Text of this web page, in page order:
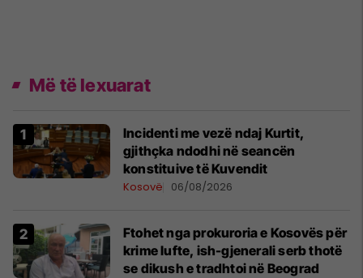
Më të lexuarat
Incidenti me vezë ndaj Kurtit,
gjithçka ndodhi në seancën
konstituive të Kuvendit
Kosovë 06/08/2026
Ftohet nga prokuroria e Kosovës për
krime lufte, ish-gjenerali serb thotë
se dikush e tradhtoi në Beograd